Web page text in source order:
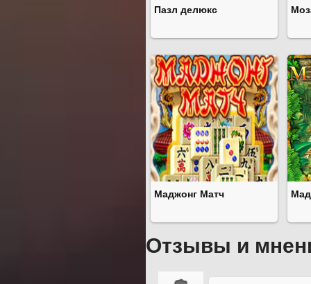
Пазл делюкс
Маджонг Матч
Отзывы и